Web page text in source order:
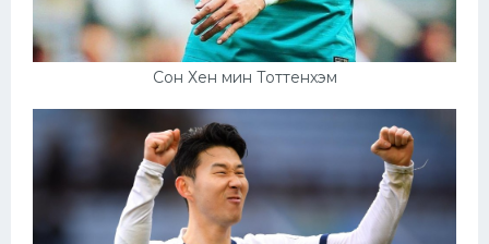
Сон Хен мин Тоттенхэм